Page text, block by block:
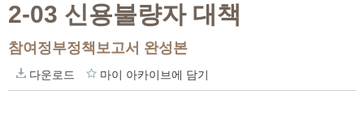
2-03 신용불량자 대책
참여정부정책보고서 완성본
다운로드 마이 아카이브에 담기